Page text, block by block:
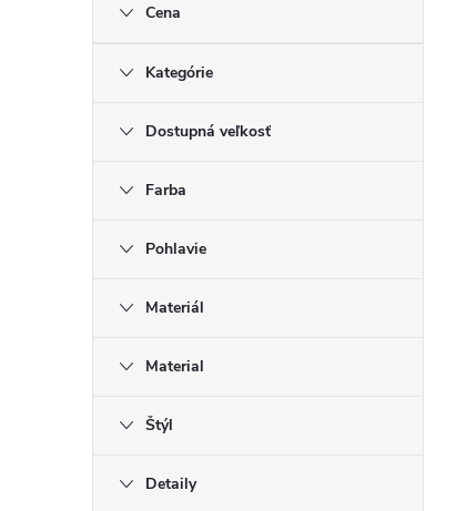
Cena
Kategórie
Dostupná veľkosť
Farba
Pohlavie
Materiál
Material
Štýl
Detaily